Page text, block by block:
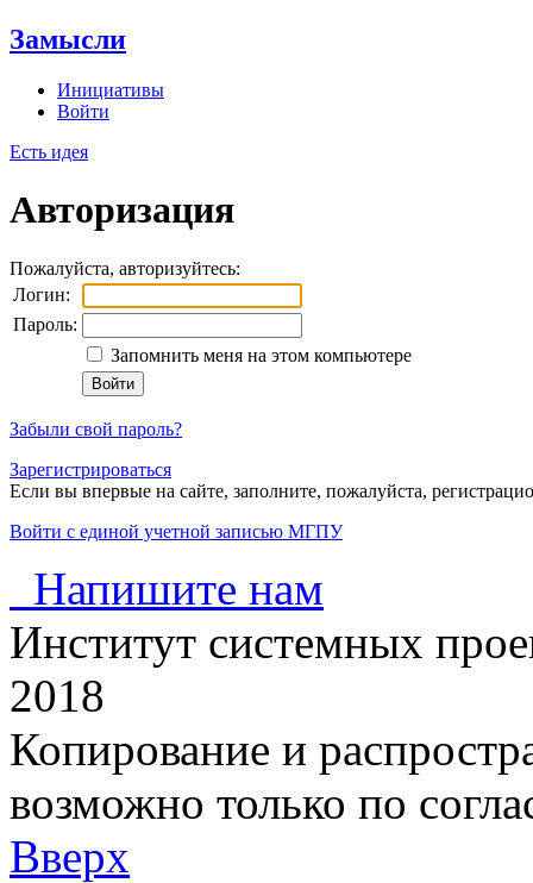
Замысли
Инициативы
Войти
Есть идея
Авторизация
Пожалуйста, авторизуйтесь:
Логин:
Пароль:
Запомнить меня на этом компьютере
Забыли свой пароль?
Зарегистрироваться
Если вы впервые на сайте, заполните, пожалуйста,
Войти с единой учетной записью МГПУ
Напишите нам
Институт системных
2018
Копирование и
возможно только по
Вверх